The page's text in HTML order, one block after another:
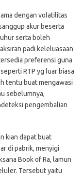
dengan volatilitas
akur beserta
serta boleh
padi keleluasaan
preferensi guna
RTP yg luar biasa
tentu buat mengawasi
sebelumnya,
pengembalian
kian dapat buat
di pabrik, menyigi
Book of Ra, lamun
Tersebut yaitu